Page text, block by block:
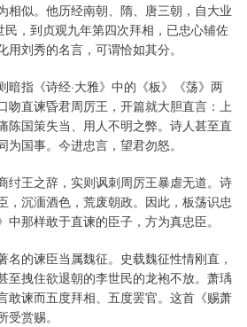
相似。他历经南朝、隋、唐三朝，自大业
，到贞观九年第四次拜相，已忠心辅佐
刘秀的名言，可谓恰如其分。
暗指《诗经·大雅》中的《板》《荡》两
吻直谏昏君周厉王，开篇就大胆直言：上
陈国策失当、用人不明之弊。诗人甚至直
国事。今进忠言，望君勿怒。
纣王之辞，实则讽刺周厉王暴虐无道。诗
，沉湎酒色，荒废朝政。因此，板荡识忠
那样敢于直谏的臣子，方为真忠臣。
名的谏臣当属魏征。史载魏征性情刚直，
至拽住欲退朝的李世民的龙袍不放。萧瑀
敢谏而五度拜相、五度罢官。这首《赐萧
赏赐。